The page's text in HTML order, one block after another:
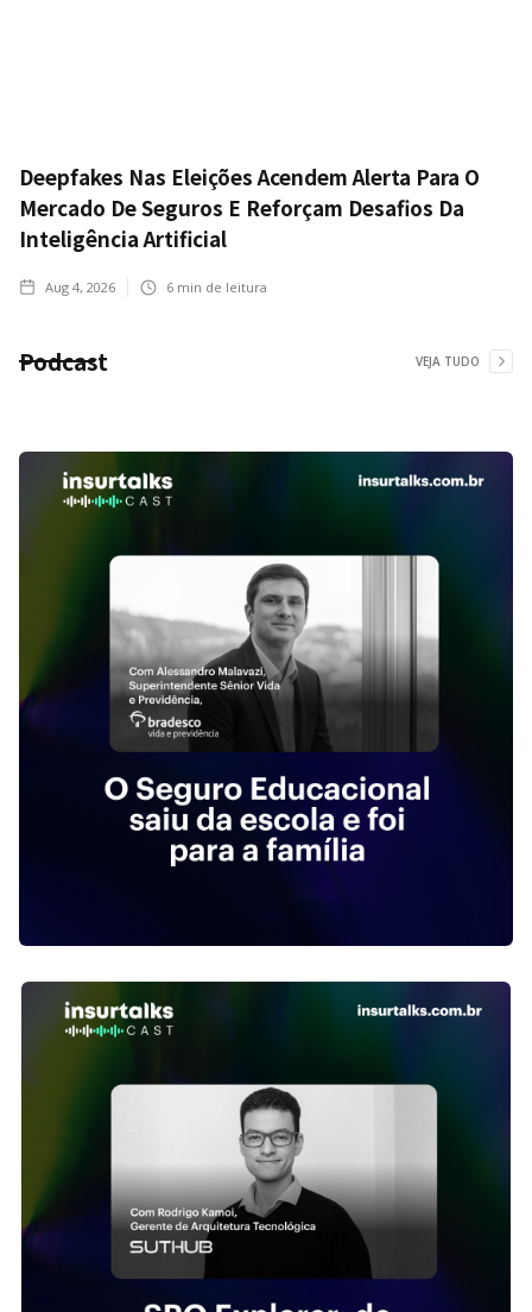
Deepfakes Nas Eleições Acendem Alerta Para O
Mercado De Seguros E Reforçam Desafios Da
Inteligência Artificial
Aug 4, 2026 6 min de leitura
Podcast VEJA TUDO